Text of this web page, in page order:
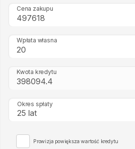
Cena zakupu
Wpłata własna
Kwota kredytu
Okres spłaty
25 lat
Prowizja powiększa wartość kredytu